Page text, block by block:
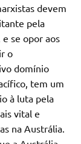
devem
pela
se opor aos
o
domínio
tem um
à luta pela
vital e
na Austrália.